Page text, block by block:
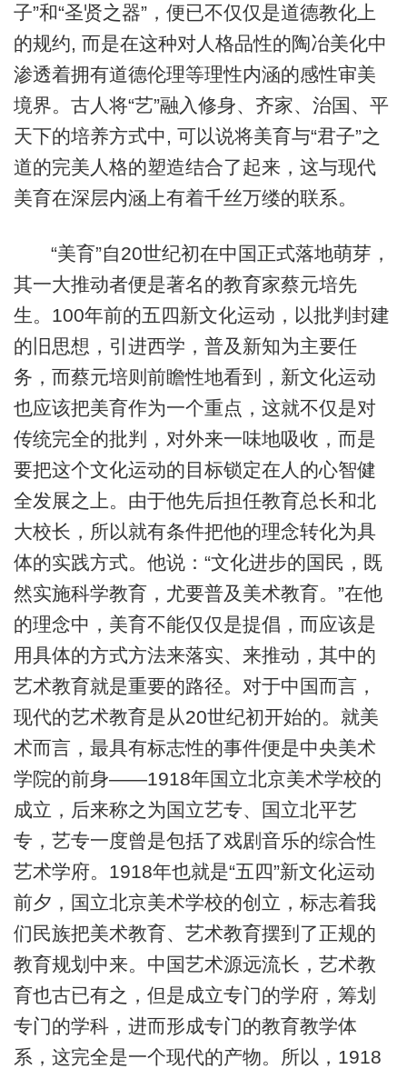
子”和“圣贤之器”，便已不仅仅是道德教化上
的规约, 而是在这种对人格品性的陶冶美化中
渗透着拥有道德伦理等理性内涵的感性审美
境界。古人将“艺”融入修身、齐家、治国、平
天下的培养方式中, 可以说将美育与“君子”之
道的完美人格的塑造结合了起来，这与现代
美育在深层内涵上有着千丝万缕的联系。
“美育”自20世纪初在中国正式落地萌芽，
其一大推动者便是著名的教育家蔡元培先
生。100年前的五四新文化运动，以批判封建
的旧思想，引进西学，普及新知为主要任
务，而蔡元培则前瞻性地看到，新文化运动
也应该把美育作为一个重点，这就不仅是对
传统完全的批判，对外来一味地吸收，而是
要把这个文化运动的目标锁定在人的心智健
全发展之上。由于他先后担任教育总长和北
大校长，所以就有条件把他的理念转化为具
体的实践方式。他说：“文化进步的国民，既
然实施科学教育，尤要普及美术教育。”在他
的理念中，美育不能仅仅是提倡，而应该是
用具体的方式方法来落实、来推动，其中的
艺术教育就是重要的路径。对于中国而言，
现代的艺术教育是从20世纪初开始的。就美
术而言，最具有标志性的事件便是中央美术
学院的前身——1918年国立北京美术学校的
成立，后来称之为国立艺专、国立北平艺
专，艺专一度曾是包括了戏剧音乐的综合性
艺术学府。1918年也就是“五四”新文化运动
前夕，国立北京美术学校的创立，标志着我
们民族把美术教育、艺术教育摆到了正规的
教育规划中来。中国艺术源远流长，艺术教
育也古已有之，但是成立专门的学府，筹划
专门的学科，进而形成专门的教育教学体
系，这完全是一个现代的产物。所以，1918